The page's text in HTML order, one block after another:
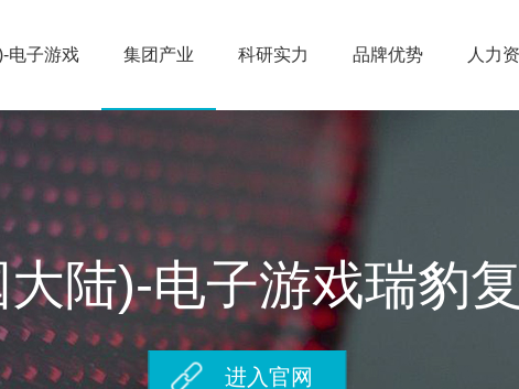
电子游戏 集团产业 科研实力 品牌优势 人力
陆)-电子游戏瑞豹
进入官网